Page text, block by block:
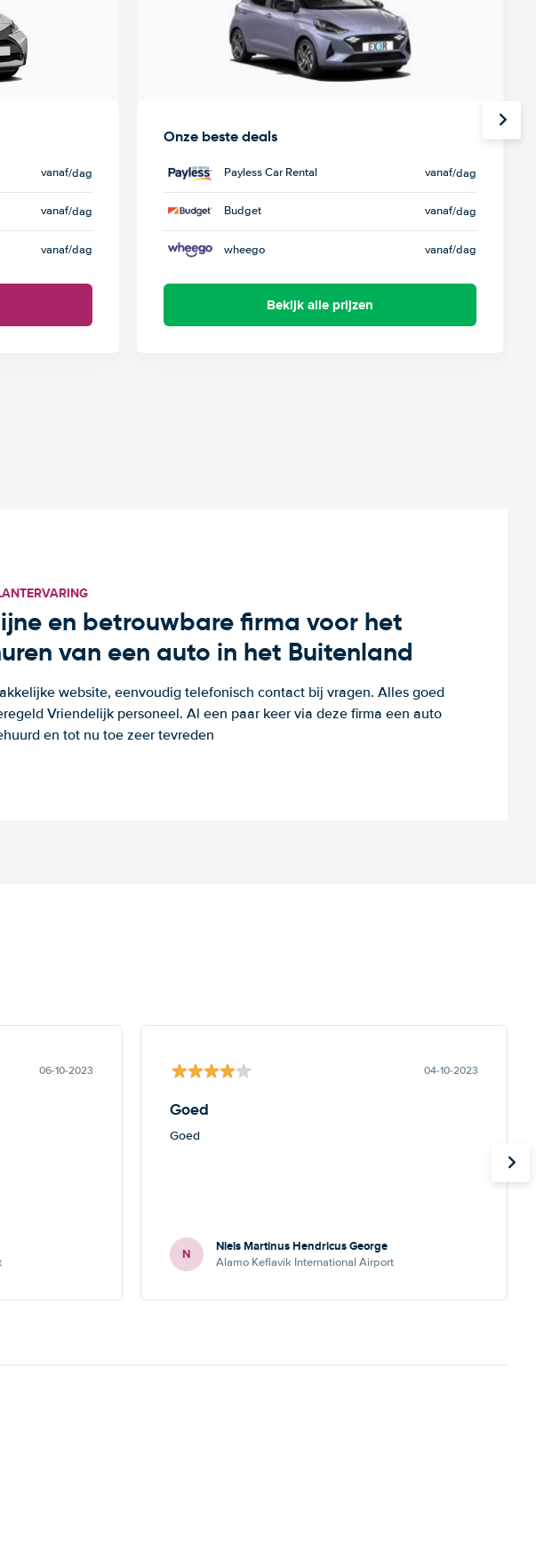
vanaf/dag
vanaf/dag
vanaf/dag
Onze beste deals
Payless Car Rental vanaf/dag
Budget vanaf/dag
wheego vanaf/dag
Bekijk alle prijzen
en betrouwbare firma voor het
van een auto in het Buitenland
website, eenvoudig telefonisch contact bij vragen. Alles goed
Vriendelijk personeel. Al een paar keer via deze firma een auto
en tot nu toe zeer tevreden
06-10-2023 04-10-2023
Goed
Goed
N Niels Martinus Hendricus George
Alamo Keflavik International Airport